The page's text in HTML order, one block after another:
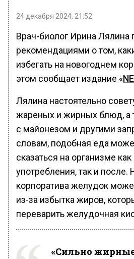
24 декабря 2024, 21:52
Врач-биолог Ирина Лялина
рекомендациями о том,
избегать на новогоднем
этом сообщает издание «
Лялина настоятельно
жареных и жирных блюд, а
с майонезом и другими
словам, подобная еда
сказаться на организме
употребления, так и после.
корпоратива желудок
из-за избытка жиров,
переварить желудочная
«Сильно